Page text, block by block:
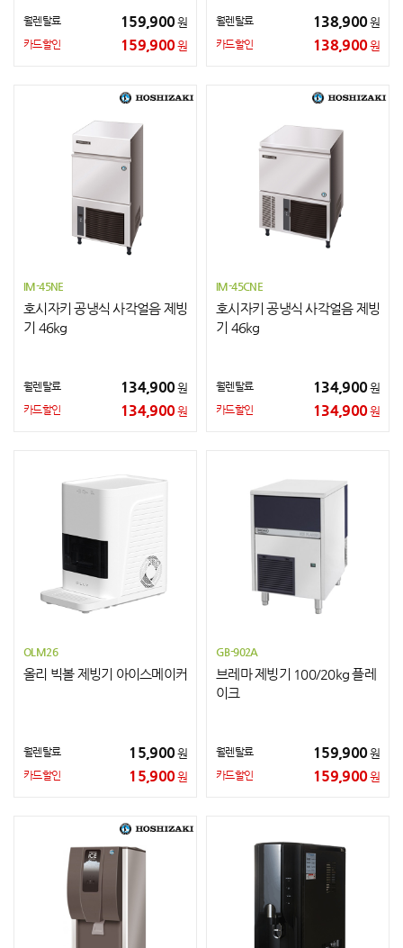
월렌탈료 159,900원
카드할인 159,900원
월렌탈료 138,900원
카드할인 138,900원
IM-45NE
호시자키 공냉식 사각얼음 제빙
기 46kg
월렌탈료 134,900원
카드할인 134,900원
IM-45CNE
호시자키 공냉식 사각얼음 제빙
기 46kg
월렌탈료 134,900원
카드할인 134,900원
OLM26
올리 빅볼 제빙기 아이스메이커
월렌탈료 15,900원
카드할인 15,900원
GB-902A
브레마 제빙기 100/20kg 플레
이크
월렌탈료 159,900원
카드할인 159,900원